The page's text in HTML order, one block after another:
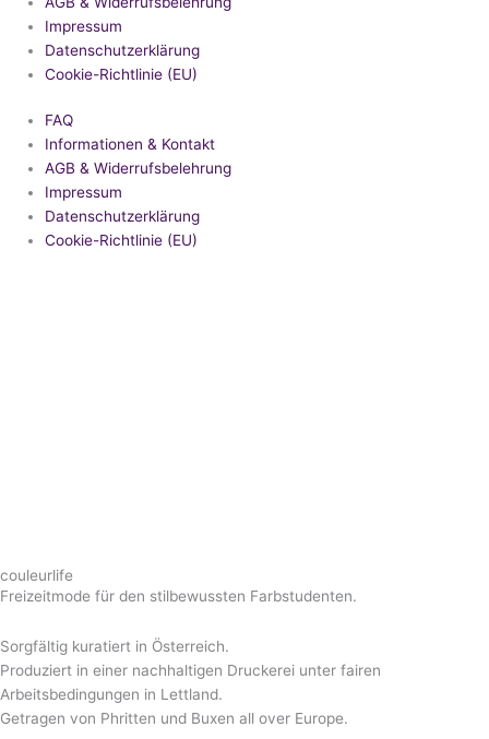
Impressum
Datenschutzerklärung
Cookie-Richtlinie (EU)
FAQ
Informationen & Kontakt
AGB & Widerrufsbelehrung
Impressum
Datenschutzerklärung
Cookie-Richtlinie (EU)
couleurlife
Freizeitmode für den stilbewussten Farbstudenten.
Sorgfältig kuratiert in Österreich.
Produziert in einer nachhaltigen Druckerei unter fairen
Arbeitsbedingungen in Lettland.
Getragen von Phritten und Buxen all over Europe.